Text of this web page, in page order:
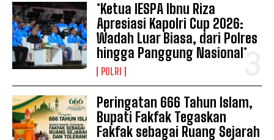
*Ketua IESPA Ibnu Riza
Apresiasi Kapolri Cup 2026:
Wadah Luar Biasa, dari Polres
hingga Panggung Nasional*
POLRI
Peringatan 666 Tahun Islam,
Bupati Fakfak Tegaskan
Fakfak sebagai Ruang Sejarah